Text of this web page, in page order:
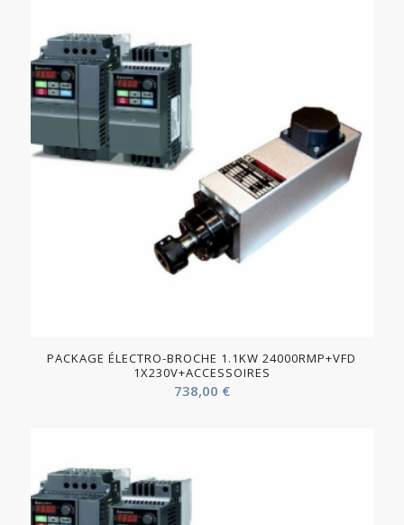
PACKAGE ÉLECTRO-BROCHE 1.1KW 24000RMP+VFD
1X230V+ACCESSOIRES
738,00 €